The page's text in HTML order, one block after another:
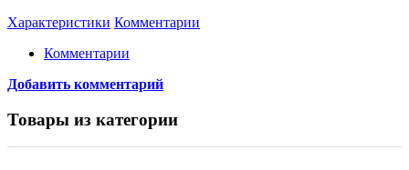
Характеристики Комментарии
Комментарии
Добавить комментарий
Товары из категории